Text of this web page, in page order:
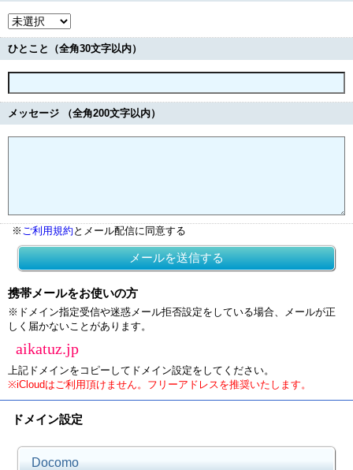
ひとこと（全角30文字以内）
メッセージ （全角200文字以内）
※ ご利用規約 とメール配信に同意する
メールを送信する
携帯メールをお使いの方
※ドメイン指定受信や迷惑メール拒否設定をしている場合、メールが正
しく届かないことがあります。
aikatuz.jp
上記ドメインをコピーしてドメイン設定をしてください。
※iCloudはご利用頂けません。フリーアドレスを推奨いたします。
ドメイン設定
Docomo